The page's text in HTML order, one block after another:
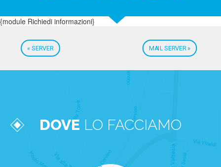
{module Richiedi informazioni}
« SERVER MAIL SERVER »
DOVE LO FACCIAMO